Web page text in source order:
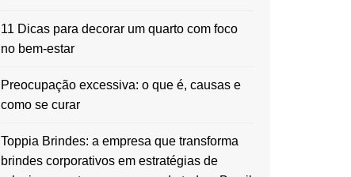
11 Dicas para decorar um quarto com foco
no bem-estar
Preocupação excessiva: o que é, causas e
como se curar
Toppia Brindes: a empresa que transforma
brindes corporativos em estratégias de